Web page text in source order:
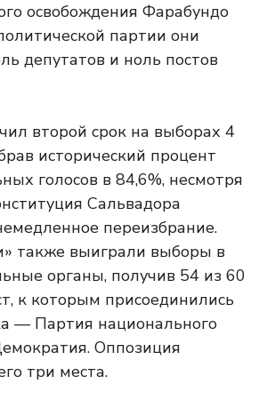
освобождения Фарабундо
партии они
депутатов и ноль постов
второй срок на выборах 4
исторический процент
голосов в 84,6%, несмотря
Сальвадора
переизбрание.
также выиграли выборы в
органы, получив 54 из 60
к которым присоединились
— Партия национального
Оппозиция
три места.